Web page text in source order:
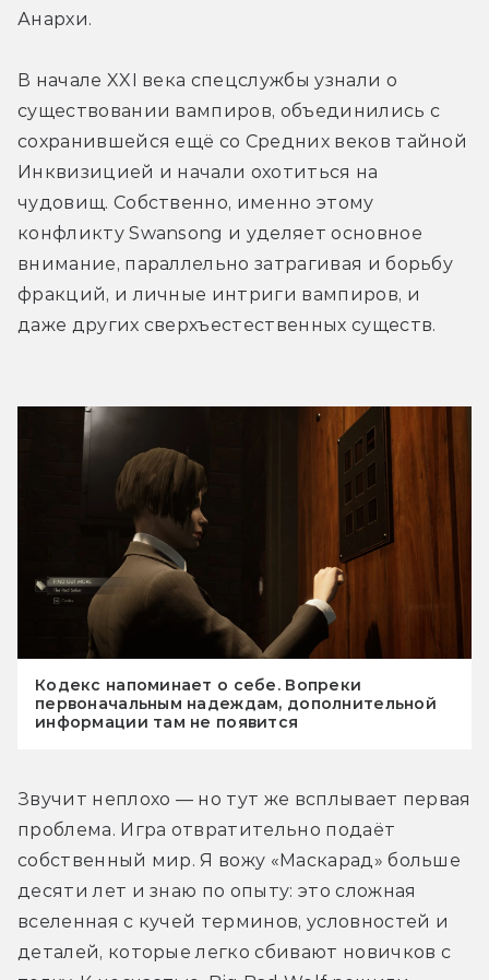
Анархи.
В начале XXI века спецслужбы узнали о
существовании вампиров, объединились с
сохранившейся ещё со Средних веков тайной
Инквизицией и начали охотиться на
чудовищ. Собственно, именно этому
конфликту Swansong и уделяет основное
внимание, параллельно затрагивая и борьбу
фракций, и личные интриги вампиров, и
даже других сверхъестественных существ.
Кодекс напоминает о себе. Вопреки
первоначальным надеждам, дополнительной
информации там не появится
Звучит неплохо — но тут же всплывает первая
проблема. Игра отвратительно подаёт
собственный мир. Я вожу «Маскарад» больше
десяти лет и знаю по опыту: это сложная
вселенная с кучей терминов, условностей и
деталей, которые легко сбивают новичков с